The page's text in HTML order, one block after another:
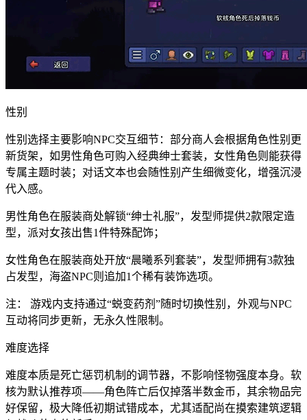
性别
性别选择主要影响NPC交互细节：部分商人会根据角色性别更
新货架，如男性角色可购入经典绅士套装，女性角色则能获得
专属主题时装；对话文本也会随性别产生细微变化，增强沉浸
代入感。
男性角色在服装商处解锁“绅士礼服”，发型师提供2款限定造
型，派对女孩出售1件特殊配饰；
女性角色在服装商处开放“晨曦系列套装”，发型师拥有3款独
占发型，海盗NPC则追加1个稀有装饰选项。
注： 游戏内支持通过“蜕变药剂”随时切换性别，外观与NPC
互动将同步更新，无永久性限制。
难度选择
难度本质是死亡惩罚机制的调节器，不影响怪物强度本身。软
核为默认推荐项——角色阵亡后仅掉落半数金币，其余物品完
好保留，极大降低初期试错成本，尤其适配尚在摸索建筑逻辑